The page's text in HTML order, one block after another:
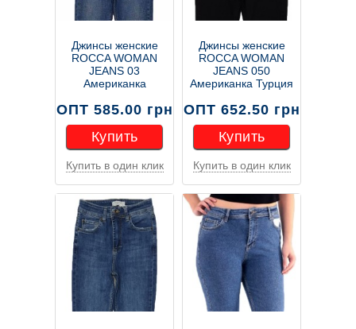
Джинсы женские
ROCCA WOMAN
JEANS 03
Американка
ОПТ 585.00 грн
Купить
Купить
Купить в один клик
Джинсы женские
ROCCA WOMAN
JEANS 050
Американка Турция
ОПТ 652.50 грн
Купить
Купить
Купить в один клик